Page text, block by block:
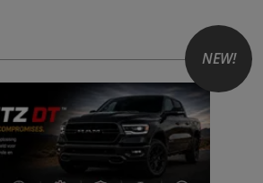
NEW!